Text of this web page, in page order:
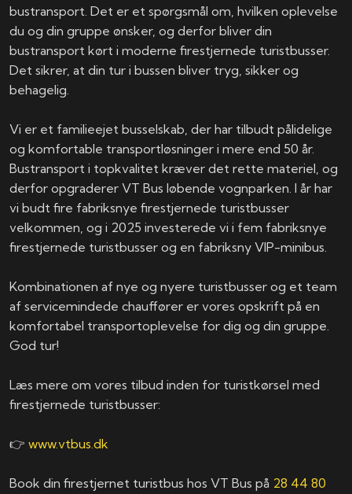
bustransport. Det er et spørgsmål om, hvilken oplevelse
du og din gruppe ønsker, og derfor bliver din
bustransport kørt i moderne firestjernede turistbusser.
Det sikrer, at din tur i bussen bliver tryg, sikker og
behagelig.
Vi er et familieejet busselskab, der har tilbudt pålidelige
og komfortable transportløsninger i mere end 50 år.
Bustransport i topkvalitet kræver det rette materiel, og
derfor opgraderer VT Bus løbende vognparken. I år har
vi budt fire fabriksnye firestjernede turistbusser
velkommen, og i 2025 investerede vi i fem fabriksnye
firestjernede turistbusser og en fabriksny VIP-minibus.
Kombinationen af nye og nyere turistbusser og et team
af servicemindede chauffører er vores opskrift på en
komfortabel transportoplevelse for dig og din gruppe.
God tur!
Læs mere om vores tilbud inden for turistkørsel med
firestjernede turistbusser:
👉www.vtbus.dk
Book din firestjernet turistbus hos VT Bus på 28 44 80